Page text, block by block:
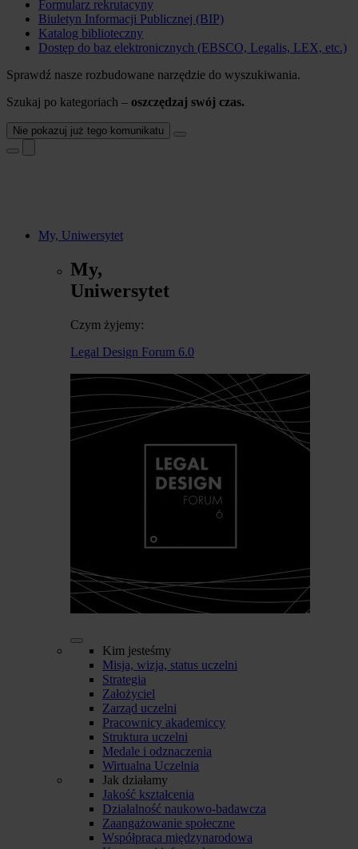
Formularz rekrutacyny
Biuletyn Informacji Publicznej (BIP)
Katalog biblioteczny
Dostęp do baz elektronicznych (EBSCO, Legalis, LEX, etc.)
Sprawdź nasze rozbudowane narzędzie do wyszukiwania.
Szukaj po kategoriach – oszczędzaj swój czas.
Nie pokazuj już tego komunikatu
My, Uniwersytet
My,
Uniwersytet
Czym żyjemy:
Legal Design Forum 6.0
Kim jesteśmy
Misja, wizja, status uczelni
Strategia
Założyciel
Zarząd uczelni
Pracownicy akademiccy
Struktura uczelni
Medale i odznaczenia
Wirtualna Uczelnia
Jak działamy
Jakość kształcenia
Działalność naukowo-badawcza
Zaangażowanie społeczne
Współpraca międzynarodowa